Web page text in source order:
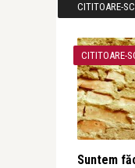
CITITOARE-
CITITOARE-
Suntem